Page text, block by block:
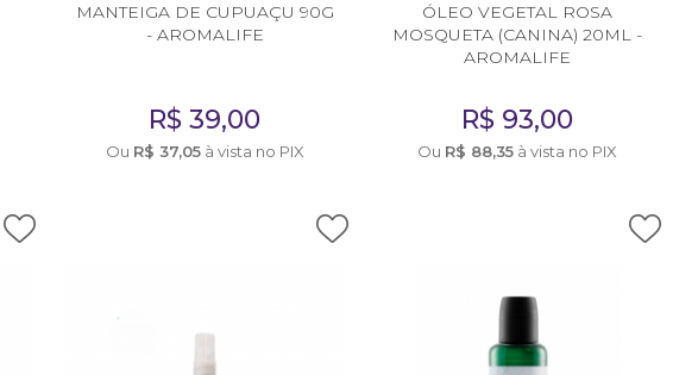
MANTEIGA DE CUPUAÇU 90G
- AROMALIFE
R$39,00
Ou R$ 37,05à vista no PIX
ÓLEO VEGETAL ROSA
MOSQUETA (CANINA) 20ML -
AROMALIFE
R$ 93,00
Ou R$ 88,35 à vista no PIX